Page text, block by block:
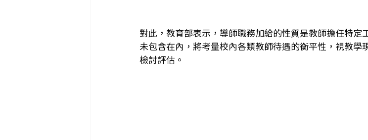
對此，教育部表示，導師職務加給的性質是教師擔任特定
未包含在內，將考量校內各類教師待遇的衡平性，視教學
檢討評估。